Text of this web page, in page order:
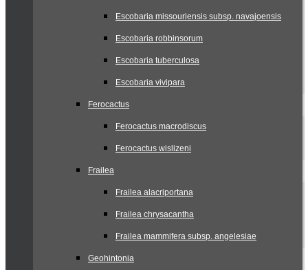
Escobaria missouriensis subsp. navajoensis
Escobaria robbinsorum
Escobaria tuberculosa
Escobaria vivipara
Ferocactus
Ferocactus macrodiscus
Ferocactus wislizeni
Frailea
Frailea alacriportana
Frailea chrysacantha
Frailea mammifera subsp. angelesiae
Geohintonia